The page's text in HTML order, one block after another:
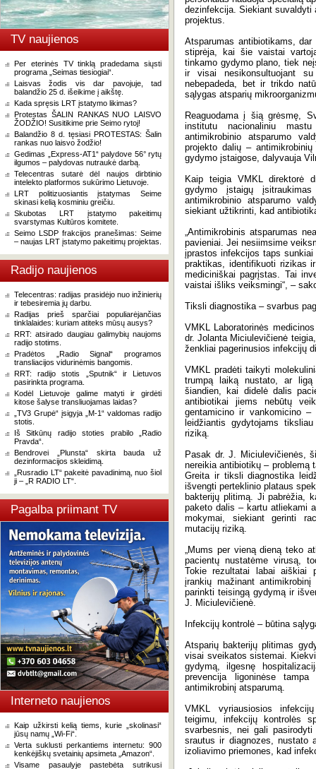
TV naujienos
Per eterinės TV tinklą pradedama siųsti
programa „Seimas tiesiogiai“.
Laisvas žodis vis dar pavojuje, tad
balandžio 25 d. išeikime į aikštę.
Kada spręsis LRT įstatymo likimas?
Protestas ŠALIN RANKAS NUO LAISVO
ŽODŽIO! Susitikime prie Seimo rytoj!
Balandžio 8 d. tęsiasi PROTESTAS: Šalin
rankas nuo laisvo žodžio!
Gedimas „Express-AT1“ palydove 56° rytų
ilgumos – palydovas nutraukė darbą.
Telecentras sutarė dėl naujos dirbtinio
intelekto platformos sukūrimo Lietuvoje.
LRT politizuosiantis įstatymas Seime
skinasi kelią kosminiu greičiu.
Skubotas LRT įstatymo pakeitimų
svarstymas Kultūros komitete.
Seimo LSDP frakcijos pranešimas: Seime
– naujas LRT įstatymo pakeitimų projektas.
Radijo naujienos
Telecentras: radijas prasidėjo nuo inžinierių
ir tebesiremia jų darbu.
Radijas prieš sparčiai populiarėjančias
tinklalaides: kuriam atiteks mūsų ausys?
RRT: atsirado daugiau galimybių naujoms
radijo stotims.
Pradėtos „Radio Signal“ programos
transliacijos vidurinėmis bangomis.
RRT: radijo stotis „Sputnik“ ir Lietuvos
pasirinkta programa.
Kodėl Lietuvoje galime matyti ir girdėti
kitose šalyse transliuojamas laidas?
„TV3 Grupė“ įsigyja „M-1“ valdomas radijo
stotis.
Iš Sitkūnų radijo stoties prabilo „Radio
Pravda“.
Bendrovei „Plunsta“ skirta bauda už
dezinformacijos skleidimą.
„Rusradio LT“ pakeitė pavadinimą, nuo šiol
ji – „R RADIO LT“.
Pagalba priimant TV
Interneto naujienos
Kaip užkirsti kelią tiems, kurie „skolinasi“
jūsų namų „Wi-Fi“.
Verta suklusti perkantiems internetu: 900
kenkėjiškų svetainių apsimeta „Amazon“.
Visame pasaulyje pastebėta sutrikusi
dezinfekcija. Siekiant suvaldyti
projektus.
Atsparumas antibiotikams,
stiprėja, kai šie vaistai
tinkamo gydymo plano, tiek
ir visai nesikonsultuojant
nebepadeda, bet ir trikdo
sąlygas atsparių
Reaguodama į šią grėsmę,
institutu nacionaliniu
antimikrobinio atsparumo
projekto dalių –
gydymo įstaigose, dalyvauja
Kaip teigia VMKL direktorė
gydymo įstaigų
antimikrobinio atsparumo
siekiant užtikrinti, kad
„Antimikrobinis atsparumas
pavieniai. Jei nesiimsime
įprastos infekcijos taps
praktikas, identifikuoti rizikas
mediciniškai pagrįstas. Tai
vaistai išliks veiksmingi“, –
Tiksli diagnostika – svarbus
VMKL Laboratorinės
dr. Jolanta Miciulevičienė
ženkliai pagerinusios infekcijų
VMKL pradėti taikyti
trumpą laiką nustato, ar
šiandien, kai didelė dalis
antibiotikai jiems nebūtų
gentamicino ir vankomicino –
leidžiantis gydytojams
riziką.
Pasak dr. J. Miciulevičienės,
nereikia antibiotikų –
Greita ir tiksli diagnostika
išvengti perteklinio plataus
bakterijų plitimą. Ji pabrėžia,
paketo dalis – kartu atliekami
mokymai, siekiant gerinti
mutacijų riziką.
„Mums per vieną dieną teko
pacientų nustatėme virusą,
Tokie rezultatai labai aiškiai
įrankių mažinant
parinkti teisingą gydymą ir
J. Miciulevičienė.
Infekcijų kontrolė – būtina
Atsparių bakterijų plitimas
visai sveikatos sistemai.
gydymą, ilgesnę
prevencija ligoninėse
antimikrobinį atsparumą.
VMKL vyriausiosios
teigimu, infekcijų kontrolės
svarbesnis, nei gali
srautus ir diagnozes, nustato
izoliavimo priemones, kad